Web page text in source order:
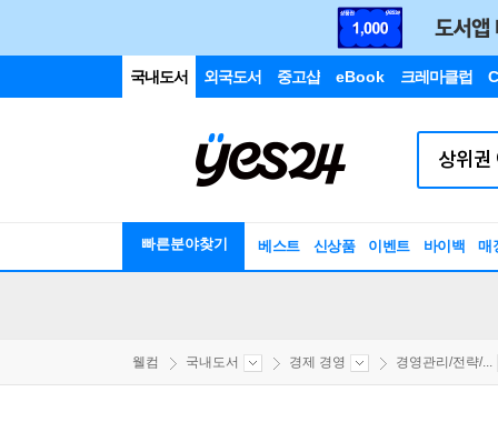
국내도서 외국도서 중고샵 eBook 크레마클럽
빠른분야찾기 베스트 신상품 이벤트 바이백 매
웰컴 국내도서 경제 경영 경영관리/전략/...